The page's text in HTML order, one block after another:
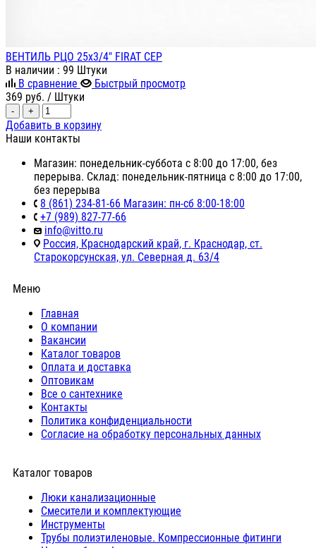
ВЕНТИЛЬ РЦО 25х3/4" FIRAT СЕР
В наличии : 99 Штуки
В сравнение
Быстрый просмотр
369 руб. / Штуки
- +
Добавить в корзину
Наши контакты
Магазин: понедельник-суббота с 8:00 до 17:00, без
перерыва. Склад: понедельник-пятница с 8:00 до 17:00,
без перерыва
8 (861) 234-81-66 Магазин: пн-сб 8:00-18:00
+7 (989) 827-77-66
info@vitto.ru
Россия, Краснодарский край, г. Краснодар, ст.
Старокорсунская, ул. Северная д. 63/4
Меню
Главная
О компании
Вакансии
Каталог товаров
Оплата и доставка
Оптовикам
Все о сантехнике
Контакты
Политика конфиденциальности
Согласие на обработку персональных данных
Каталог товаров
Люки канализационные
Cмесители и комплектующие
Инструменты
Трубы полиэтиленовые. Компрессионные фитинги